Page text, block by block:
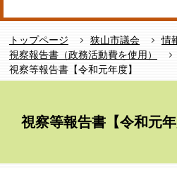
す
トップページ 狭山市議会
情
視察報告書（政務活動費を使用）
視察等報告書【令和元年度】
視察等報告書【令和元年